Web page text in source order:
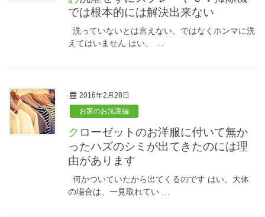
では根本的には解決出来ない
洗っていないとは言えない、ではなくホンマに洗
えてはいません はい、 …
2016年2月28日
お家のお洗濯編
クローゼットのお洋服に付いて無か
ったハズのシミが出てきたのには理
由があります
何かついていたから出てくるのです はい、大体
の場合は、一見取れてい …